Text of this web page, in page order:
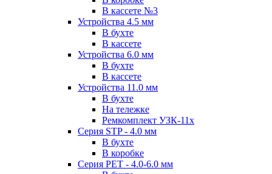
В кассете №3
Устройства 4.5 мм
В бухте
В кассете
Устройства 6.0 мм
В бухте
В кассете
Устройства 11.0 мм
В бухте
На тележке
Ремкомплект УЗК-11х
Серия STP - 4.0 мм
В бухте
В коробке
Серия PET - 4.0-6.0 мм